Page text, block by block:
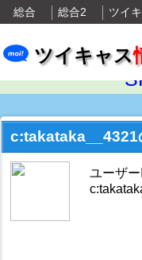
総合 総合2 ツイ
ツイキャス
c:takataka__4321
ユーザー